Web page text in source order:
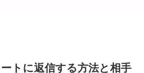
トに返信する方法と相手